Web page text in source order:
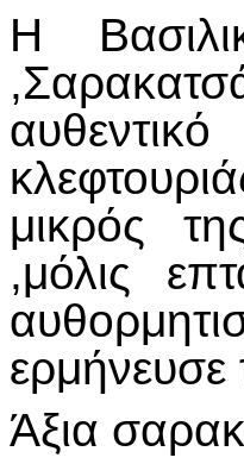
Η
μικρός
,μόλις
ερμήνευσε
Άξια